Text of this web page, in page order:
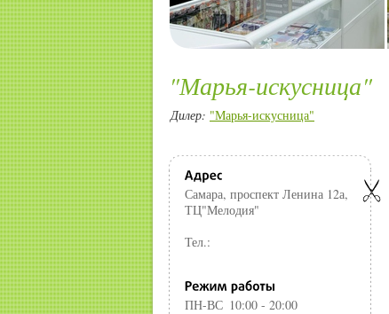
"Марья-искусница"
Дилер: "Марья-искусница"
Самара, проспект Ленина 12а,
ТЦ"Мелодия"
Тел.:
ПН-ВС 10:00 - 20:00